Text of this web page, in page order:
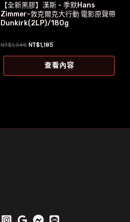
【全新黑膠】漢斯‧季默Hans
Zimmer-敦克爾克大行動 電影原聲帶
Dunkirk(2LP)/180g
NT$1,346 原
NT$1,346。
NT$1,185目
價
格：
NT$1,185。
查看內容